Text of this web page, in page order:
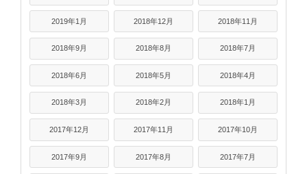
2019年1月 2018年12月 2018年11月
2018年9月 2018年8月 2018年7月
2018年6月 2018年5月 2018年4月
2018年3月 2018年2月 2018年1月
2017年12月 2017年11月 2017年10月
2017年9月 2017年8月 2017年7月